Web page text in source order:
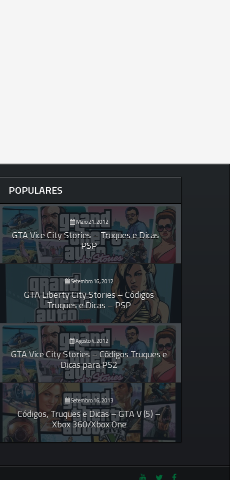
POPULARES
Maio 21, 2012
GTA Vice City Stories – Truques e Dicas –
PSP
Setembro 16, 2012
GTA Liberty City Stories – Códigos
Truques e Dicas – PSP
Agosto 4, 2012
GTA Vice City Stories – Códigos Truques e
Dicas para PS2
Setembro 16, 2013
Códigos, Truques e Dicas – GTA V (5) –
Xbox 360/Xbox One